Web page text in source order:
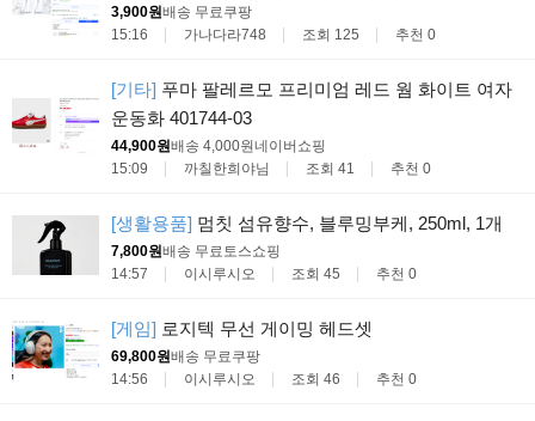
3,900원배송 무료 쿠팡
15:16
가나다라748 조회 125 추천 0
[기타] 푸마 팔레르모 프리미엄 레드 웜 화이트 여자
운동화 401744-03
44,900원배송 4,000원네이버쇼핑
15:09
까칠한희야님 조회 41 추천 0
[생활용품] 멈칫 섬유향수, 블루밍부케, 250ml, 1개
7,800원배송 무료 토스쇼핑
14:57
이시루시오 조회 45 추천 0
[게임] 로지텍 무선 게이밍 헤드셋
69,800원배송 무료 쿠팡
14:56
이시루시오 조회 46 추천 0